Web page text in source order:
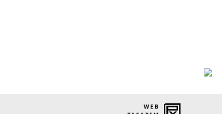
WEB